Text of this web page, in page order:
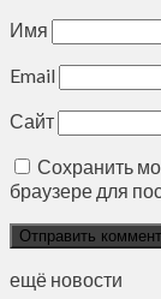
Имя
Email
Сайт
Сохранить
браузере для
ещё новости